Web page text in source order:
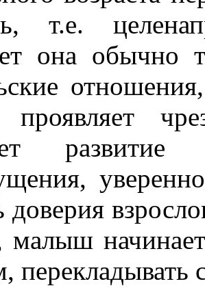
т.е.
она обычно
проявляет
доверия
малыш
перекладывать